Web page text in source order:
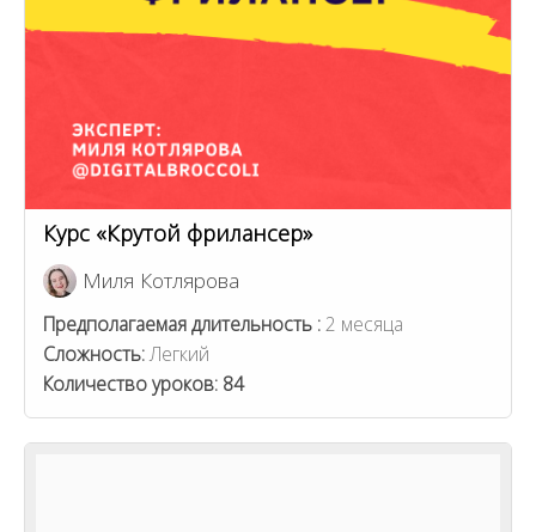
Курс «Крутой фрилансер»
Миля Котлярова
Предполагаемая длительность :2 месяца
Сложность:Легкий
Количество уроков: 84